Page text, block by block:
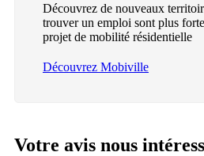
Découvrez de nouveaux
trouver un emploi sont plus
projet de mobilité résidentielle
Découvrez Mobiville
Votre avis nous